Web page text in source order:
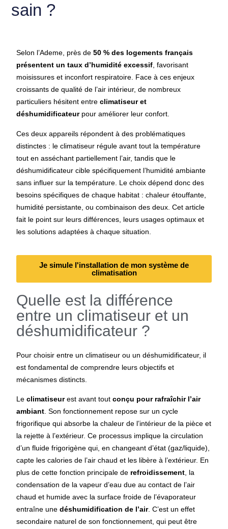
sain ?
Selon l’Ademe, près de50 % des logements français
présentent un taux d’humidité excessif , favorisant
moisissures et inconfort respiratoire. Face à ces enjeux
croissants de qualité de l’air intérieur, de nombreux
particuliers hésitent entreclimatiseur et
déshumidificateurpour améliorer leur confort.
Ces deux appareils répondent à des problématiques
distinctes : le climatiseur régule avant tout la température
tout en asséchant partiellement l’air, tandis que le
déshumidificateur cible spécifiquement l’humidité ambiante
sans influer sur la température. Le choix dépend donc des
besoins spécifiques de chaque habitat : chaleur étouffante,
humidité persistante, ou combinaison des deux. Cet article
fait le point sur leurs différences, leurs usages optimaux et
les solutions adaptées à chaque situation.
Je simule l'installation de mon système de
climatisation
Quelle est la différence
entre un climatiseur et un
déshumidificateur ?
Pour choisir entre un climatiseur ou un déshumidificateur, il
est fondamental de comprendre leurs objectifs et
mécanismes distincts.
Leclimatiseurest avant toutconçu pour rafraîchir l’air
ambiant. Son fonctionnement repose sur un cycle
frigorifique qui absorbe la chaleur de l’intérieur de la pièce et
la rejette à l’extérieur. Ce processus implique la circulation
d’un fluide frigorigène qui, en changeant d’état (gaz/liquide),
capte les calories de l’air chaud et les libère à l’extérieur. En
plus de cette fonction principale de refroidissement, la
condensation de la vapeur d’eau due au contact de l’air
chaud et humide avec la surface froide de l’évaporateur
entraîne unedéshumidification de l’air. C’est un effet
secondaire naturel de son fonctionnement, qui peut être